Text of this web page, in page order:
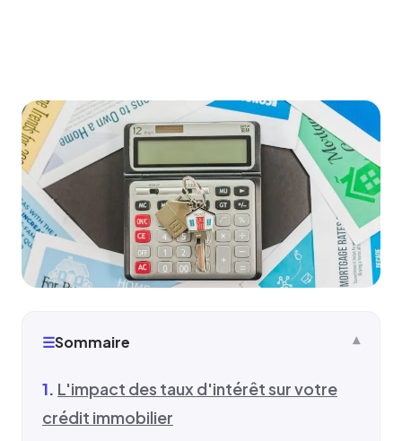
☰Sommaire
L'impact des taux d'intérêt sur votre
crédit immobilier